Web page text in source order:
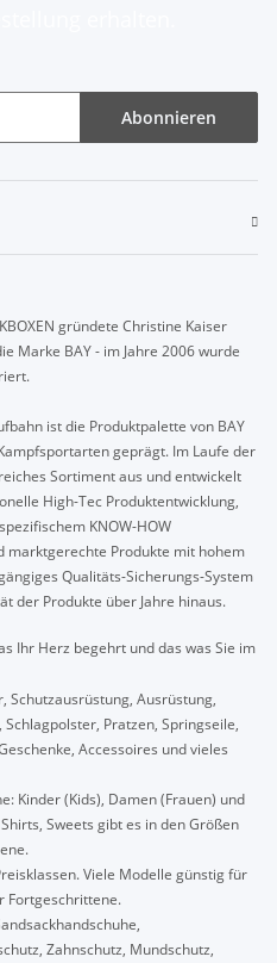
Abonnieren
gründete Christine Kaiser
Marke BAY - im Jahre 2006 wurde
ist die Produktpalette von BAY
geprägt. Im Laufe der
Sortiment aus und entwickelt
High-Tec Produktentwicklung,
KNOW-HOW
marktgerechte Produkte mit hohem
Qualitäts-Sicherungs-System
der Produkte über Jahre hinaus.
Ihr Herz begehrt und das was Sie im
Schutzausrüstung, Ausrüstung,
Pratzen, Springseile,
Accessoires und vieles
Kinder (Kids), Damen (Frauen) und
Sweets gibt es in den Größen
Viele Modelle günstig für
Fortgeschrittene.
Zahnschutz, Mundschutz,